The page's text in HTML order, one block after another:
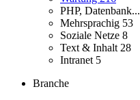
PHP, Datenbank...
Mehrsprachig 53
Soziale Netze 8
Text & Inhalt 28
Intranet 5
Branche